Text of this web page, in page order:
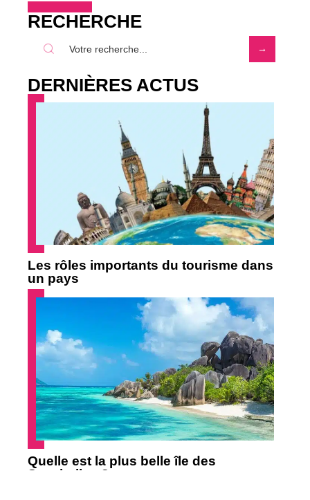
RECHERCHE
DERNIÈRES ACTUS
Les rôles importants du tourisme dans
un pays
Quelle est la plus belle île des
Seychelles ?